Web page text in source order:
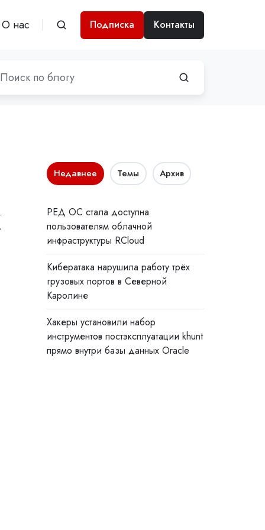
О нас Подписка Контакты
Недавнее Темы Архив
РЕД ОС стала доступна
пользователям облачной
инфраструктуры RCloud
Кибератака нарушила работу трёх
грузовых портов в Северной
Каролине
Хакеры установили набор
инструментов постэксплуатации khunt
прямо внутри базы данных Oracle